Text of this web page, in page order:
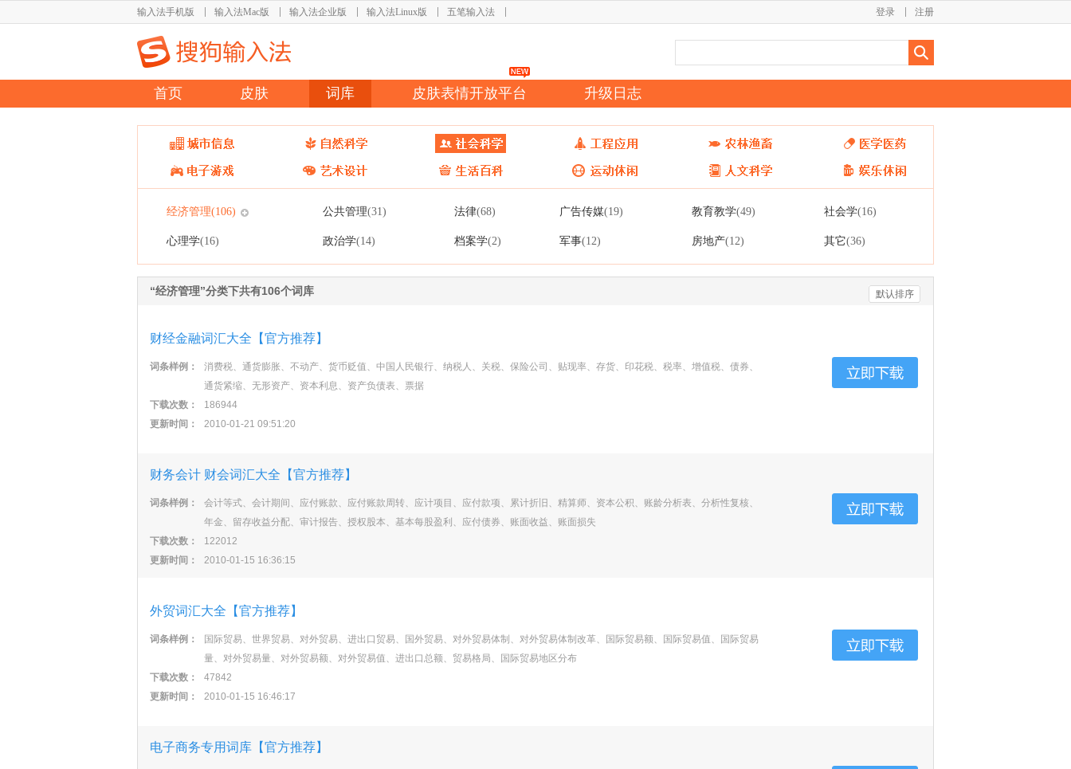
输入法手机版 输入法Mac版 输入法企业版 输入法Linux版 五笔输入法 注册
登录
首页 皮肤 词库 皮肤表情开放平台 升级日志
经济管理(106) 公共管理(31) 法律(68) 广告传媒(19) 教育教学(49) 社会学(16)
心理学(16) 政治学(14) 档案学(2) 军事(12) 房地产(12) 其它(36)
“经济管理”分类下共有106个词库 默认排序
财经金融词汇大全【官方推荐】
词条样例：
消费税、通货膨胀、不动产、货币贬值、中国人民银行、纳税人、关税、保险公司、贴现率、存货、印花税、税率、增值税、债券、
通货紧缩、无形资产、资本利息、资产负债表、票据
下载次数：
186944
更新时间：
2010-01-21 09:51:20
财务会计 财会词汇大全【官方推荐】
词条样例：
会计等式、会计期间、应付账款、应付账款周转、应计项目、应付款项、累计折旧、精算师、资本公积、账龄分析表、分析性复核、
年金、留存收益分配、审计报告、授权股本、基本每股盈利、应付债券、账面收益、账面损失
下载次数：
122012
更新时间：
2010-01-15 16:36:15
外贸词汇大全【官方推荐】
词条样例：
国际贸易、世界贸易、对外贸易、进出口贸易、国外贸易、对外贸易体制、对外贸易体制改革、国际贸易额、国际贸易值、国际贸易
量、对外贸易量、对外贸易额、对外贸易值、进出口总额、贸易格局、国际贸易地区分布
下载次数：
47842
更新时间：
2010-01-15 16:46:17
电子商务专用词库【官方推荐】